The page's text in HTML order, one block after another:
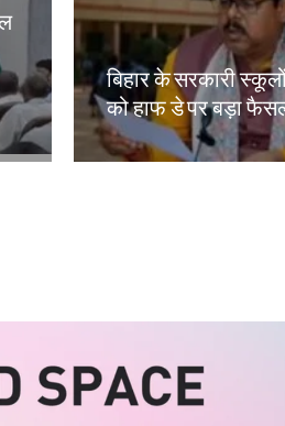
बिहार के सरकारी
को हाफ डे पर बड़ा
Amit Lekh